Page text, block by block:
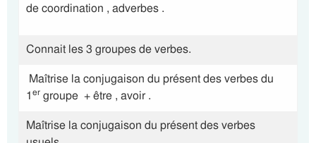
de coordination , adverbes .
Connait les 3 groupes de verbes.
Maîtrise la conjugaison du présent des verbes du
1er groupe + être , avoir .
Maîtrise la conjugaison du présent des verbes